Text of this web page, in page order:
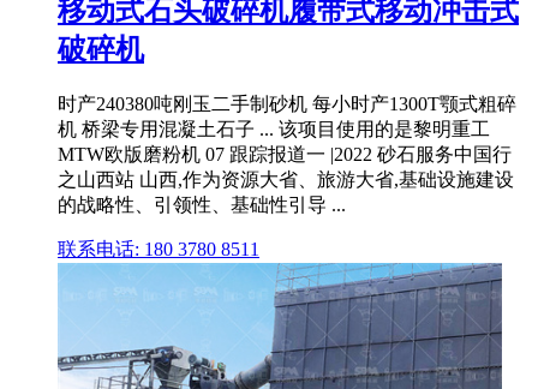
移动式石头破碎机履带式移动冲击式
破碎机
时产240380吨刚玉二手制砂机 每小时产1300T颚式粗碎
机 桥梁专用混凝土石子 ... 该项目使用的是黎明重工
MTW欧版磨粉机 07 跟踪报道一 |2022 砂石服务中国行
之山西站 山西,作为资源大省、旅游大省,基础设施建设
的战略性、引领性、基础性引导 ...
联系电话: 180 3780 8511